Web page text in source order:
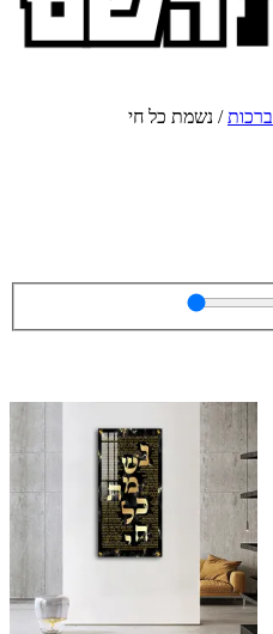
ברכות/ נשמת כל חי